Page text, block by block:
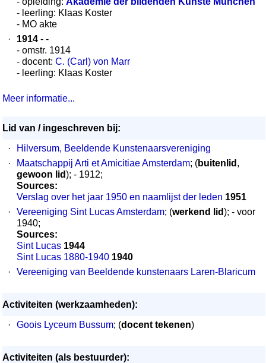
- leerling: Klaas Koster
- MO akte
·
1914 - -
- omstr. 1914
- docent: C. (Carl) von Marr
- leerling: Klaas Koster
Meer informatie...
Lid van / ingeschreven bij:
·
Hilversum, Beeldende Kunstenaarsvereniging
·
Maatschappij Arti et Amicitiae Amsterdam; (buitenlid ,
gewoon lid); - 1912;
Sources:
Verslag over het jaar 1950 en naamlijst der leden 1951
·
Vereeniging Sint Lucas Amsterdam; (werkend lid); - voor
1940;
Sources:
Sint Lucas 1944
Sint Lucas 1880-1940 1940
·
Vereeniging van Beeldende kunstenaars Laren-Blaricum
Activiteiten (werkzaamheden):
·
Goois Lyceum Bussum; (docent tekenen)
Activiteiten (als bestuurder):